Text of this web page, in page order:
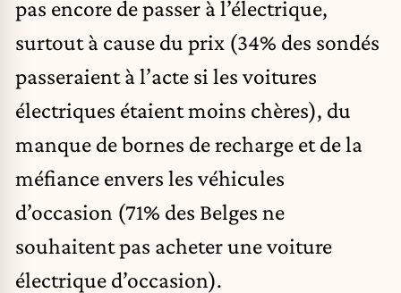
pas encore de passer à l’électrique,
surtout à cause du prix (34% des sondés
passeraient à l’acte si les voitures
électriques étaient moins chères), du
manque de bornes de recharge et de la
méfiance envers les véhicules
d’occasion (71% des Belges ne
souhaitent pas acheter une voiture
électrique d’occasion).